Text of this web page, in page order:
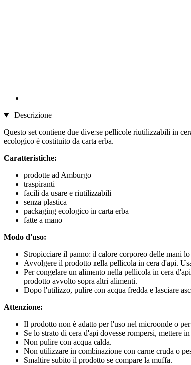
Descrizione
Questo set contiene due diverse pellicole riutilizzabili in
ecologico è costituito da carta erba.
Caratteristiche:
prodotte ad Amburgo
traspiranti
facili da usare e riutilizzabili
senza plastica
packaging ecologico in carta erba
fatte a mano
Modo d'uso:
Stropicciare il panno: il calore corporeo delle mani
Avvolgere il prodotto nella pellicola in cera d'api.
Per congelare un alimento nella pellicola in cera
prodotto avvolto sopra altri alimenti.
Dopo l'utilizzo, pulire con acqua fredda e lasciare
Attenzione:
Il prodotto non è adatto per l'uso nel microonde o
Se lo strato di cera d'api dovesse rompersi, mettere
Non pulire con acqua calda.
Non utilizzare in combinazione con carne cruda o
Smaltire subito il prodotto se compare la muffa.